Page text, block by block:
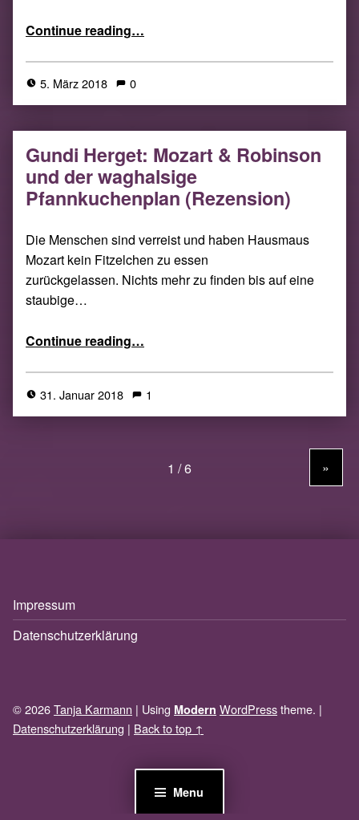
Menu
Continue reading…
5. März 2018 0
Gundi Herget: Mozart & Robinson
und der waghalsige
Pfannkuchenplan (Rezension)
Die Menschen sind verreist und haben Hausmaus
Mozart kein Fitzelchen zu essen
zurückgelassen. Nichts mehr zu finden bis auf eine
staubige…
Continue reading…
31. Januar 2018 1
»
Impressum
Datenschutzerklärung
© 2026Tanja Karmann | Using Modern WordPresstheme. |
Datenschutzerklärung | Back to top ↑